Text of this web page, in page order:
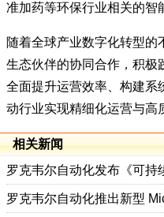
准加药等环保行业相关的智
随着全球产业数字化转型
生态伙伴的协同合作，积极
全面提升运营效率、构建系
动行业实现精细化运营与高
相关新闻
罗克韦尔自动化发布《可持
罗克韦尔自动化推出新型